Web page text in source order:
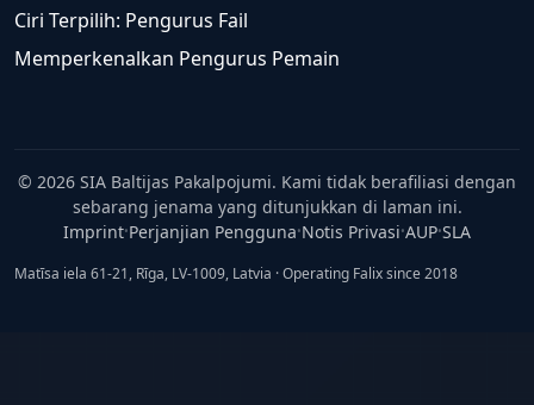
Ciri Terpilih: Pengurus Fail
Memperkenalkan Pengurus Pemain
© 2026 SIA Baltijas Pakalpojumi. Kami tidak berafiliasi dengan
sebarang jenama yang ditunjukkan di laman ini.
Imprint•Perjanjian Pengguna•Notis Privasi•AUP•SLA
Matīsa iela 61-21, Rīga, LV-1009, Latvia · Operating Falix since 2018